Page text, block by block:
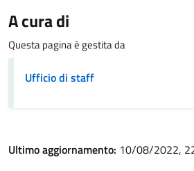
A cura di
Questa pagina è gestita da
Ufficio di staff
Ultimo aggiornamento: 10/08/2022,